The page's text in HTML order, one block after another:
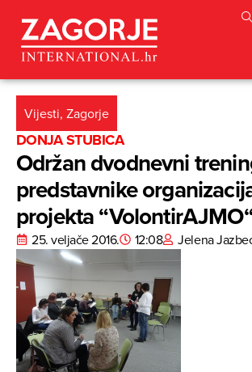
Vijesti, Zagorje
DONJA STUBICA
Održan dvodnevni
predstavnike
projekta
25. veljače 2016. 12:08 Jelena